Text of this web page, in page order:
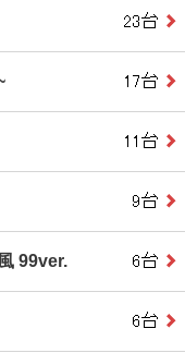
99ver.